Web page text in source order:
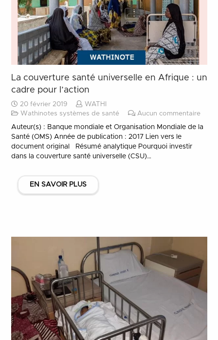
La couverture santé universelle en Afrique : un
cadre pour l’action
20 février 2019
WATHI
Wathinotes systèmes de santé
Aucun commentaire
Auteur(s) : Banque mondiale et Organisation Mondiale de la
Santé (OMS) Année de publication : 2017 Lien vers le
document original Résumé analytique Pourquoi investir
dans la couverture santé universelle (CSU)…
EN SAVOIR PLUS